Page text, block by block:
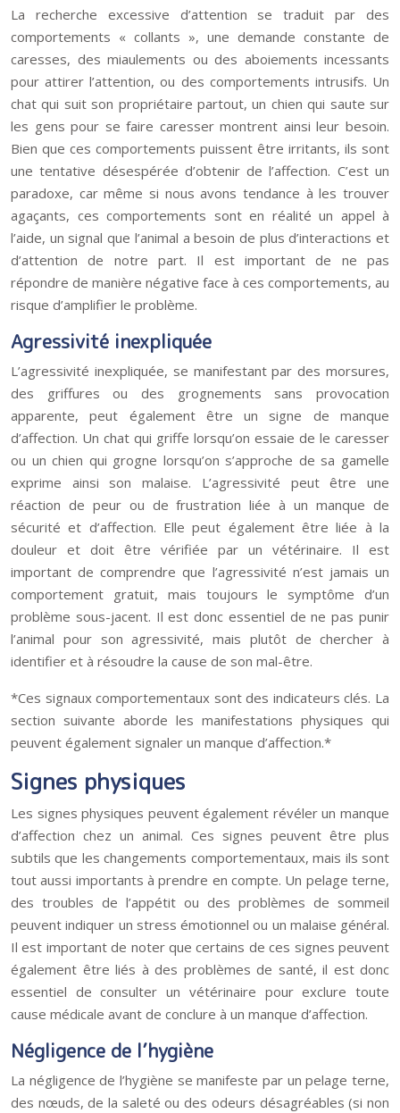
La recherche excessive d’attention se traduit par des
comportements « collants », une demande constante de
caresses, des miaulements ou des aboiements incessants
pour attirer l’attention, ou des comportements intrusifs. Un
chat qui suit son propriétaire partout, un chien qui saute sur
les gens pour se faire caresser montrent ainsi leur besoin.
Bien que ces comportements puissent être irritants, ils sont
une tentative désespérée d’obtenir de l’affection. C’est un
paradoxe, car même si nous avons tendance à les trouver
agaçants, ces comportements sont en réalité un appel à
l’aide, un signal que l’animal a besoin de plus d’interactions et
d’attention de notre part. Il est important de ne pas
répondre de manière négative face à ces comportements, au
risque d’amplifier le problème.
Agressivité inexpliquée
L’agressivité inexpliquée, se manifestant par des morsures,
des griffures ou des grognements sans provocation
apparente, peut également être un signe de manque
d’affection. Un chat qui griffe lorsqu’on essaie de le caresser
ou un chien qui grogne lorsqu’on s’approche de sa gamelle
exprime ainsi son malaise. L’agressivité peut être une
réaction de peur ou de frustration liée à un manque de
sécurité et d’affection. Elle peut également être liée à la
douleur et doit être vérifiée par un vétérinaire. Il est
important de comprendre que l’agressivité n’est jamais un
comportement gratuit, mais toujours le symptôme d’un
problème sous-jacent. Il est donc essentiel de ne pas punir
l’animal pour son agressivité, mais plutôt de chercher à
identifier et à résoudre la cause de son mal-être.
*Ces signaux comportementaux sont des indicateurs clés. La
section suivante aborde les manifestations physiques qui
peuvent également signaler un manque d’affection.*
Signes physiques
Les signes physiques peuvent également révéler un manque
d’affection chez un animal. Ces signes peuvent être plus
subtils que les changements comportementaux, mais ils sont
tout aussi importants à prendre en compte. Un pelage terne,
des troubles de l’appétit ou des problèmes de sommeil
peuvent indiquer un stress émotionnel ou un malaise général.
Il est important de noter que certains de ces signes peuvent
également être liés à des problèmes de santé, il est donc
essentiel de consulter un vétérinaire pour exclure toute
cause médicale avant de conclure à un manque d’affection.
Négligence de l’hygiène
La négligence de l’hygiène se manifeste par un pelage terne,
des nœuds, de la saleté ou des odeurs désagréables (si non